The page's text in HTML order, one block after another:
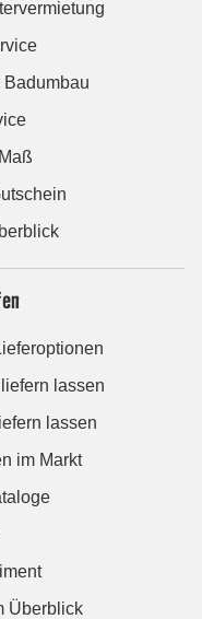
lassen
lassen
im Markt
Überblick